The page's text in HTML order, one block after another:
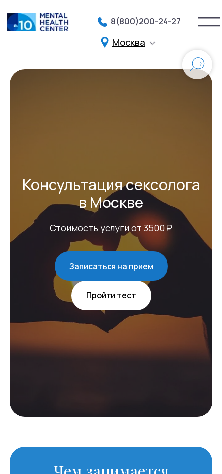
8(800)200-24-27
О нас
Подарите заботу и поддержку близким
Иногда лучший подарок — это
возможность позаботиться о себе.
Подарочная карта на психологические
консультации — это ценный вклад
в эмоциональное благополучие ваших
ПРИОБРЕСТИ
Консультация сексолога
в Москве
Стоимость услуги от 3500 ₽
Записаться на прием
Пройти тест